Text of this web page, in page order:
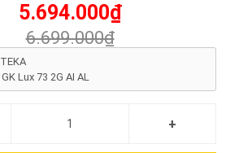
5.694.000₫
6.699.000₫
TEKA
GK Lux 73 2G AI AL